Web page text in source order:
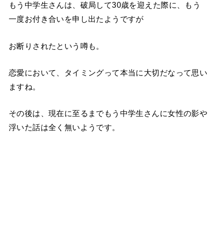
もう中学生さんは、破局して30歳を迎えた際に、もう
一度お付き合いを申し出たようですが
お断りされたという噂も。
恋愛において、タイミングって本当に大切だなって思い
ますね。
その後は、現在に至るまでもう中学生さんに女性の影や
浮いた話は全く無いようです。